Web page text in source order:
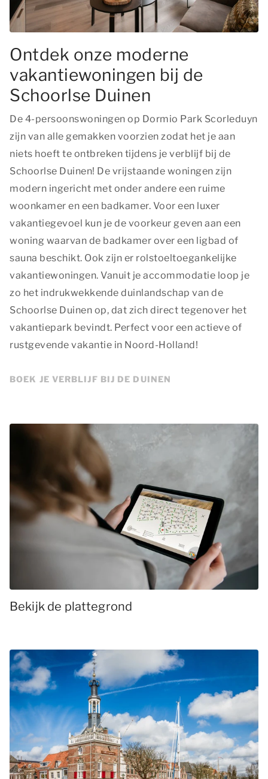
Ontdek onze moderne
vakantiewoningen bij de
Schoorlse Duinen
De 4-persoonswoningen op Dormio Park Scorleduyn
zijn van alle gemakken voorzien zodat het je aan
niets hoeft te ontbreken tijdens je verblijf bij de
Schoorlse Duinen! De vrijstaande woningen zijn
modern ingericht met onder andere een ruime
woonkamer en een badkamer. Voor een luxer
vakantiegevoel kun je de voorkeur geven aan een
woning waarvan de badkamer over een ligbad of
sauna beschikt. Ook zijn er rolstoeltoegankelijke
vakantiewoningen. Vanuit je accommodatie loop je
zo het indrukwekkende duinlandschap van de
Schoorlse Duinen op, dat zich direct tegenover het
vakantiepark bevindt. Perfect voor een actieve of
rustgevende vakantie in Noord-Holland!
BOEK JE VERBLIJF BIJ DE DUINEN
Bekijk de plattegrond